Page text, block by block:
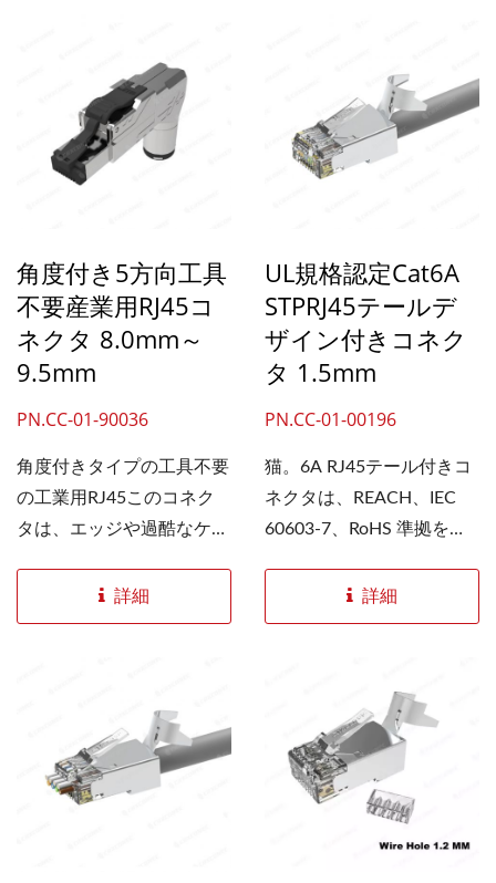
易に処理できます。さら
に、無線アクセスポイント
やIPカメラなどのネットワ
ーク機器への給電に不可欠
角度付き5方向工具
不要産業用RJ45コ
ネクタ 8.0mm～
9.5mm
PN.CC-01-90036
角度付きタイプの工具不要
の工業用RJ45このコネク
タは、エッジや過酷なケー
に適しています。90度ブー
ツはオプション品で、当社
詳細
UL規格認定Cat6A
STPRJ45テールデ
ザイン付きコネク
タ 1.5mm
PN.CC-01-00196
猫。6A RJ45テール付きコ
ネクタは、REACH、IEC
60603-7、RoHS 準拠を含
満たしています。Cat...
詳細